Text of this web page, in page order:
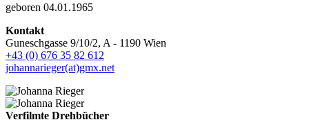
geboren 04.01.1965
Kontakt
Guneschgasse 9/10/2, A - 1190 Wien
+43 (0) 676 35 82 612
johannarieger(at)gmx.net
Verfilmte Drehbücher